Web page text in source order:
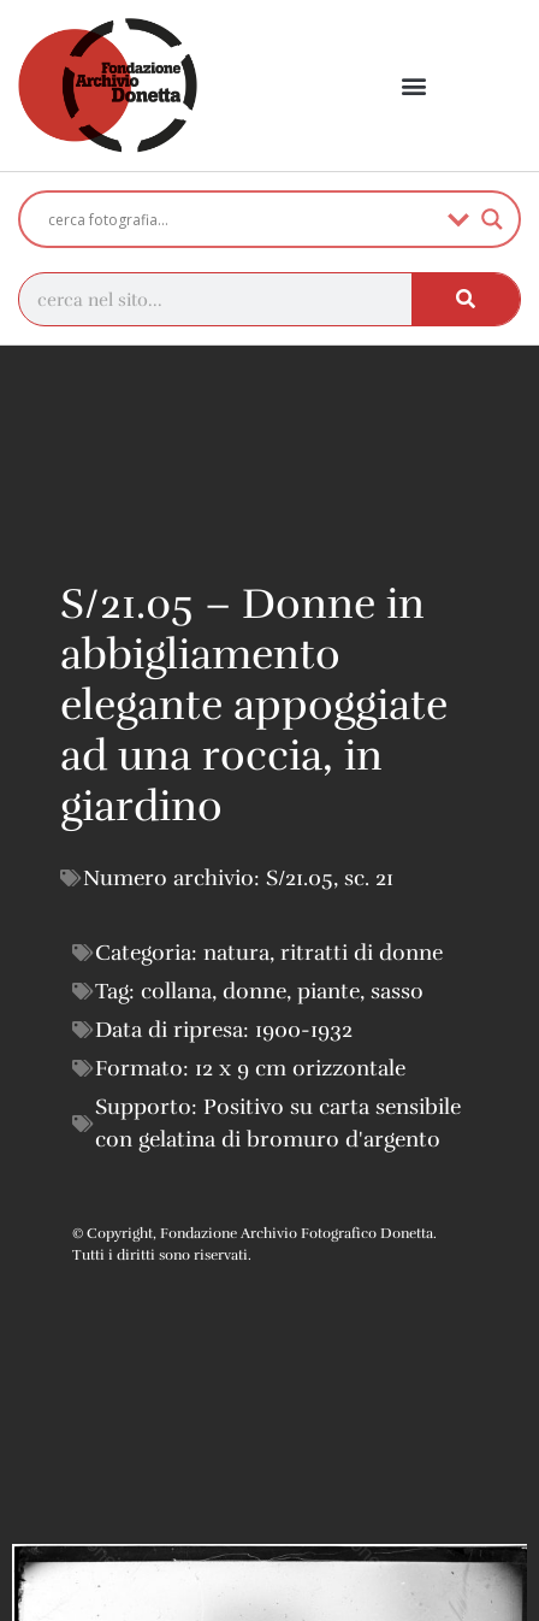
S/21.05 – Donne in
abbigliamento
elegante appoggiate
ad una roccia, in
giardino
Numero archivio: S/21.05, sc. 21
Categoria: natura, ritratti di donne
Tag: collana, donne, piante, sasso
Data di ripresa: 1900-1932
Formato: 12 x 9 cm orizzontale
Supporto: Positivo su carta sensibile
con gelatina di bromuro d'argento
© Copyright, Fondazione Archivio Fotografico Donetta.
Tutti i diritti sono riservati.